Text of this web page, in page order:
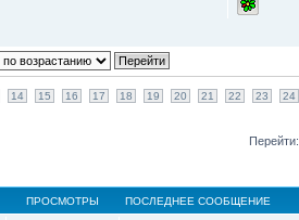
14 15 16 17 18 19 20 21 22 23 24
Перейти:
ПРОСМОТРЫ ПОСЛЕДНЕЕ СООБЩЕНИЕ